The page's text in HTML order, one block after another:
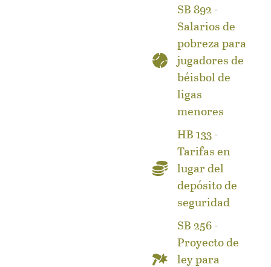
SB 892 -
Salarios de
pobreza para
jugadores de
béisbol de
ligas
menores
HB 133 -
Tarifas en
lugar del
depósito de
seguridad
SB 256 -
Proyecto de
ley para